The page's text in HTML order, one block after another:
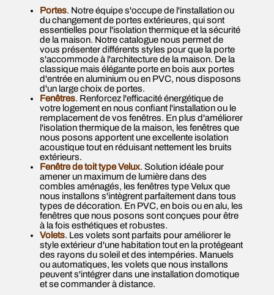
Portes. Notre équipe s'occupe de l'installation ou
du changement de portes extérieures, qui sont
essentielles pour l'isolation thermique et la sécurité
de la maison. Notre catalogue nous permet de
vous présenter différents styles pour que la porte
s'accommode à l'architecture de la maison. De la
classique mais élégante porte en bois aux portes
d'entrée en aluminium ou en PVC, nous disposons
d'un large choix de portes.
Fenêtres. Renforcez l'efficacité énergétique de
votre logement en nous confiant l'installation ou le
remplacement de vos fenêtres. En plus d'améliorer
l'isolation thermique de la maison, les fenêtres que
nous posons apportent une excellente isolation
acoustique tout en réduisant nettement les bruits
extérieurs.
Fenêtre de toit type Velux. Solution idéale pour
amener un maximum de lumière dans des
combles aménagés, les fenêtres type Velux que
nous installons s'intègrent parfaitement dans tous
types de décoration. En PVC, en bois ou en alu, les
fenêtres que nous posons sont conçues pour être
à la fois esthétiques et robustes.
Volets. Les volets sont parfaits pour améliorer le
style extérieur d'une habitation tout en la protégeant
des rayons du soleil et des intempéries. Manuels
ou automatiques, les volets que nous installons
peuvent s'intégrer dans une installation domotique
et se commander à distance.